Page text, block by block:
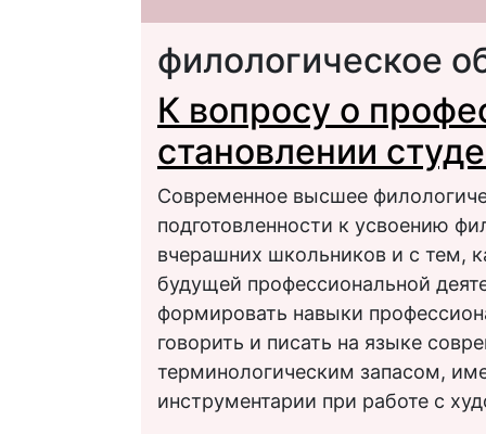
филологическое
К вопросу о
становлении
Современное высшее
подготовленности к усвоению
вчерашних школьников и с тем,
будущей профессиональной
формировать навыки
говорить и писать на языке
терминологическим запасом,
инструментарии при работе с